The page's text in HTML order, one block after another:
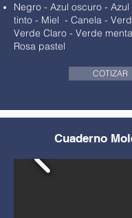
Negro - Azul oscuro -
tinto - Miel - Canela -
Verde Claro - Verde menta
Rosa pastel
COTIZAR
Cuaderno